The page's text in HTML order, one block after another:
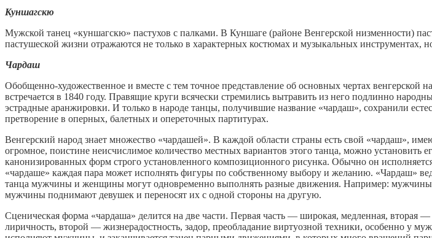
Куншагскю
Мужской танец «куншагскю» пастухов с палками. В Куншаге (районе Венгерской низменности)
пастушеской жизни отражаются не только в характерных костюмах и музыкальных инструментах,
Чардаш
Обобщенно-художественное и вместе с тем точное представление об основных чертах
встречается в 1840 году. Правящие круги всячески стремились вытравить из него подлинно
эстрадные аранжировки. И только в народе танцы, получившие название «чардаш», сохранили
претворение в оперных, балетных и опереточных партитурах.
Венгерский народ знает множество «чардашей». В каждой области страны есть свой «чардаш»,
огромное, поистине неисчислимое количество местных вариантов этого танца, можно установить
канонизированных форм строго установленного композиционного рисунка. Обычно он
«чардаше» каждая пара может исполнять фигуры по собственному выбору и желанию. «Чардаш»
танца мужчины и женщины могут одновременно выполнять разные движения. Например:
мужчины поднимают девушек и переносят их с одной стороны на другую.
Сценическая форма «чардаша» делится на две части. Первая часть — широкая, медленная, вторая
лиричность, второй — жизнерадостность, задор, преобладание виртуозной техники, особенно у